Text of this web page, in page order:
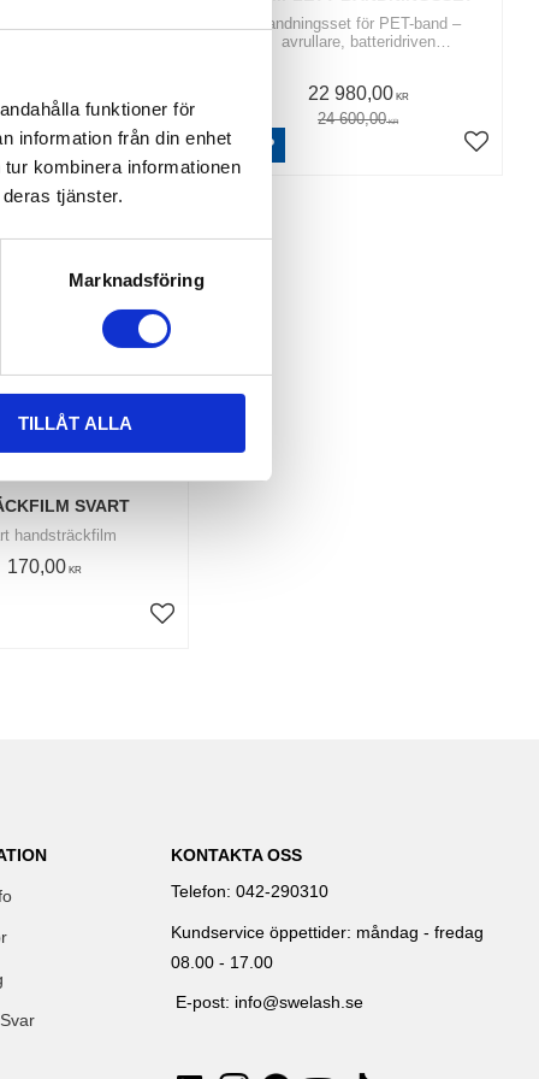
funktioner för
information från din enhet
kombinera informationen
tjänster.
Marknadsföring
TILLÅT ALLA
Bandningsset för PET-band –
avrullare, batteridriven
22 980,00KR
24 600,00KR
Lägg
KÖP
SVART
handsträckfilm
170,00KR
Lägg till i favoriter
KONTAKTA OSS
Telefon: 042-290310
Kundservice öppettider: måndag - fredag
08.00 - 17.00
E-post: info@swelash.se